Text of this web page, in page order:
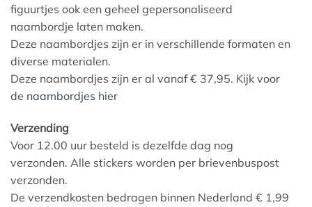
figuurtjes ook een geheel gepersonaliseerd
naambordje laten maken.
Deze naambordjes zijn er in verschillende formaten en
diverse materialen.
Deze naambordjes zijn er al vanaf € 37,95. Kijk voor
de naambordjes hier
Verzending
Voor 12.00 uur besteld is dezelfde dag nog
verzonden. Alle stickers worden per brievenbuspost
verzonden.
De verzendkosten bedragen binnen Nederland € 1,99